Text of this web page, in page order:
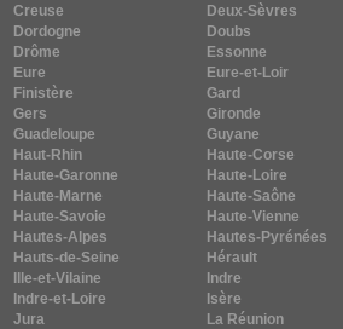
Creuse
Deux-Sèvres
Dordogne
Doubs
Drôme
Essonne
Eure
Eure-et-Loir
Finistère
Gard
Gers
Gironde
Guadeloupe
Guyane
Haut-Rhin
Haute-Corse
Haute-Garonne
Haute-Loire
Haute-Marne
Haute-Saône
Haute-Savoie
Haute-Vienne
Hautes-Alpes
Hautes-Pyrénées
Hauts-de-Seine
Hérault
Ille-et-Vilaine
Indre
Indre-et-Loire
Isère
Jura
La Réunion